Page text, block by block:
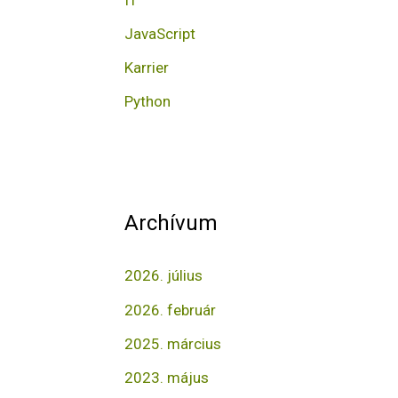
r
:
JavaScript
Karrier
Python
Archívum
2026. július
2026. február
2025. március
2023. május